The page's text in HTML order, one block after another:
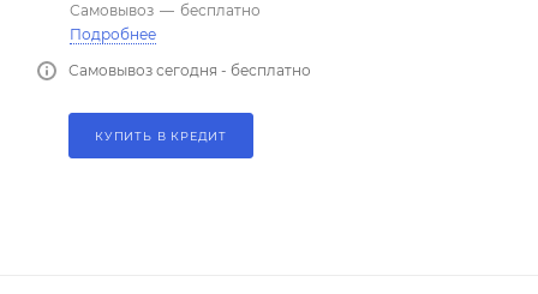
Самовывоз — бесплатно
Подробнее
Самовывоз сегодня - бесплатно
КУПИТЬ В КРЕДИТ